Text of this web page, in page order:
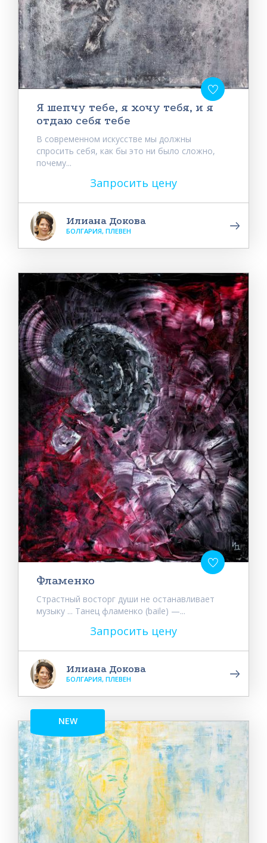
Я шепчу тебе, я хочу тебя, и я
отдаю себя тебе
В современном искусстве мы должны
спросить себя, как бы это ни было сложно,
почему...
Запросить цену
Илиана Докова
БОЛГАРИЯ, ПЛЕВЕН
Фламенко
Страстный восторг души не останавливает
музыку ... Танец фламенко (baile) —...
Запросить цену
Илиана Докова
БОЛГАРИЯ, ПЛЕВЕН
NEW